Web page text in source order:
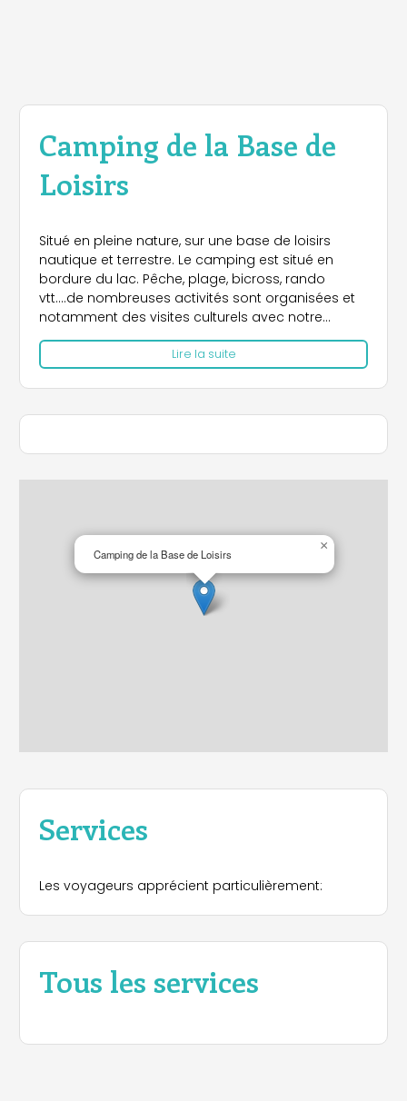
Camping de la Base de
Loisirs
Situé en pleine nature, sur une base de loisirs
nautique et terrestre. Le camping est situé en
bordure du lac. Pêche, plage, bicross, rando
vtt....de nombreuses activités sont organisées et
notamment des visites culturels avec notre
animateur.
Lire la suite
Camping de la Base de Loisirs
×
Services
Les voyageurs apprécient particulièrement:
Tous les services